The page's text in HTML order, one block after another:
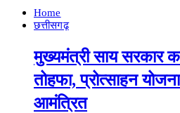
Home
छत्तीसगढ़
मुख्यमंत्री साय सरकार
तोहफा, प्रोत्साहन
आमंत्रित